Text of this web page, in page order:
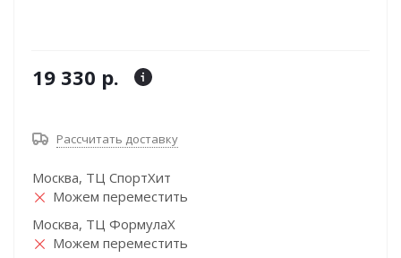
19 330 р.
Рассчитать доставку
Москва, ТЦ СпортХит
Можем переместить
Москва, ТЦ ФормулаХ
Можем переместить